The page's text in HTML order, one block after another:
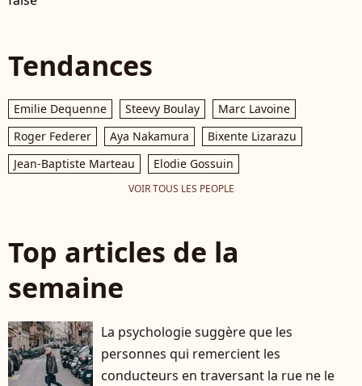
Tendances
Emilie Dequenne Steevy Boulay
Marc Lavoine
Roger Federer
Aya Nakamura
Bixente Lizarazu
Jean-Baptiste Marteau
Elodie Gossuin
VOIR TOUS LES PEOPLE
Top articles de la
semaine
La psychologie suggère que les
personnes qui remercient les
conducteurs en traversant la rue ne le